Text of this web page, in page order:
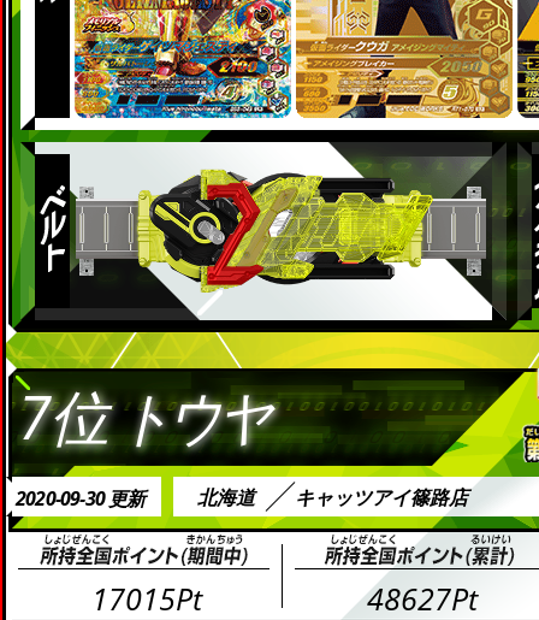
7位トウヤ
2020-09-30 更新 北海道 キャッツアイ篠路店
17015Pt 48627Pt